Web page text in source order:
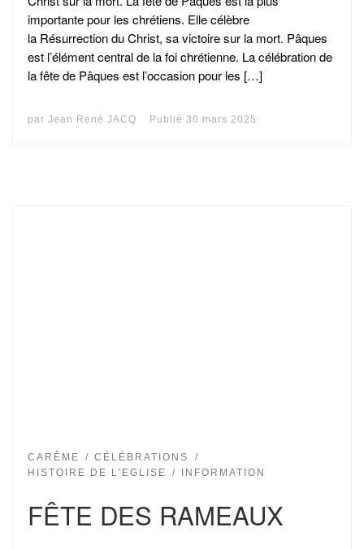
importante pour les chrétiens. Elle célèbre
la Résurrection du Christ, sa victoire sur la mort. Pâques
est l’élément central de la foi chrétienne. La célébration de
la fête de Pâques est l’occasion pour les […]
par Jean René JACQ Publié 30 mars 2025
CARÊME
CÉLÉBRATIONS
HISTOIRE DE L'EGLISE
INFORMATION
FÊTE DES RAMEAUX